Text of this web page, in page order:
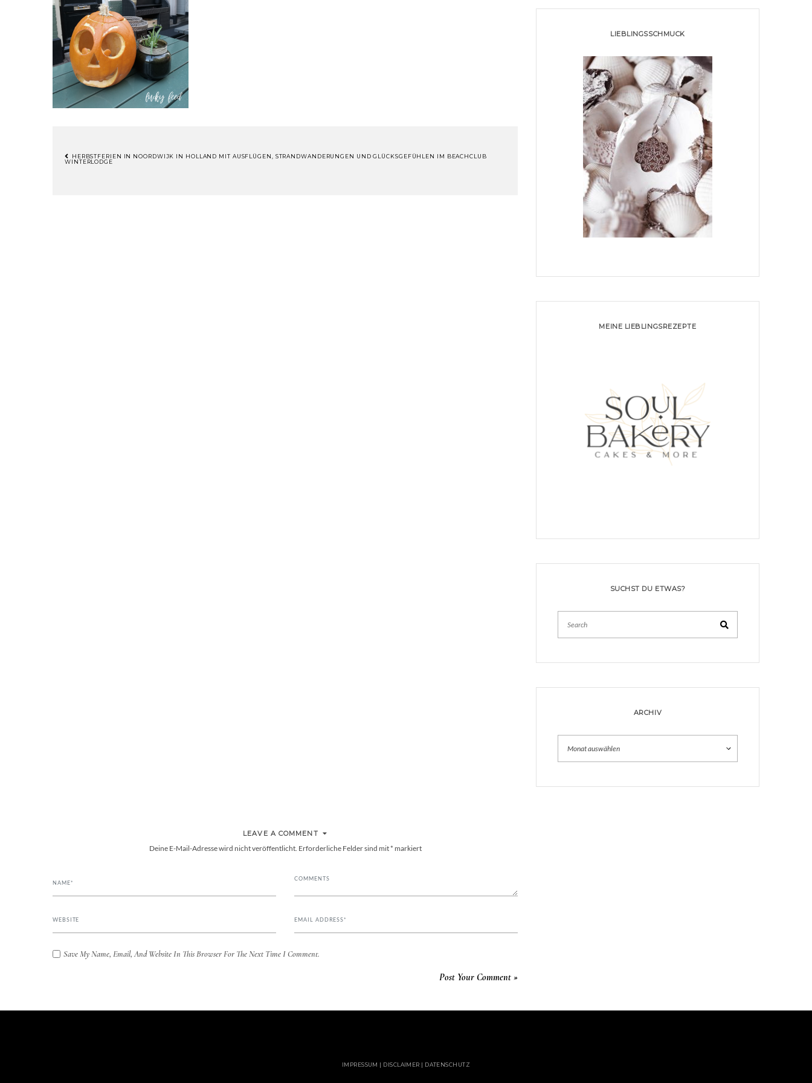
HERBSTFERIEN IN NOORDWIJK IN HOLLAND MIT AUSFLÜGEN, STRANDWANDERUNGEN UND GLÜCKSGEFÜHLEN IM BEACHCLUB
WINTERLODGE
LIEBLINGSSCHMUCK
MEINE LIEBLINGSREZEPTE
SUCHST DU ETWAS?
ARCHIV
LEAVE A COMMENT
Deine E-Mail-Adresse wird nicht veröffentlicht. Erforderliche Felder sind mit* markiert
Save My Name, Email, And Website In This Browser For The Next Time I Comment.
IMPRESSUM | DISCLAIMER | DATENSCHUTZ